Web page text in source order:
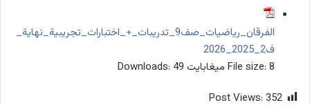
الفرقان_رياضيات_صف9_تدريبات_+_اختبارات_تجريبية_نهاية_
ف2_2025_2026
File size: 8 ميغابايت Downloads: 49
Post Views: 352